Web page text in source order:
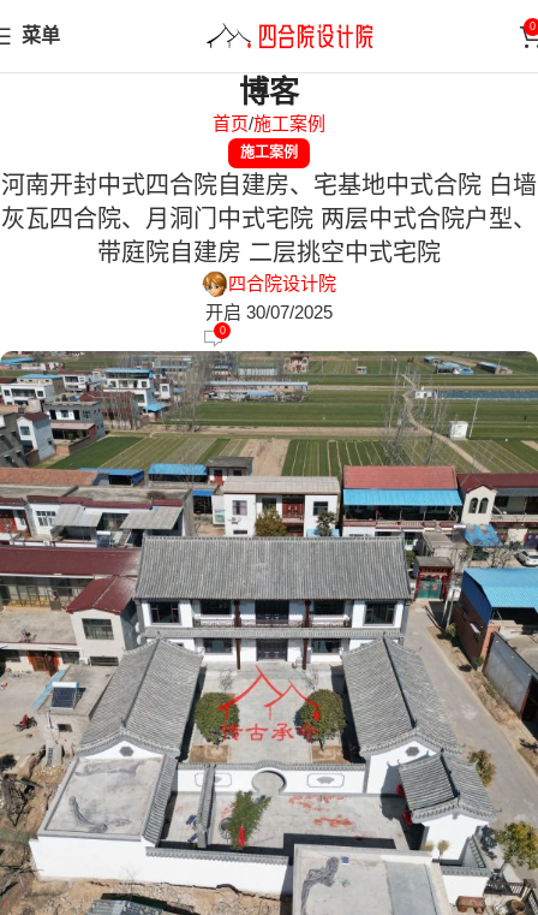
菜单 0
博客
首页 施工案例
施工案例
河南开封中式四合院自建房、宅基地中式合院 白墙
灰瓦四合院、月洞门中式宅院 两层中式合院户型、
带庭院自建房 二层挑空中式宅院
四合院设计院
开启 30/07/2025
0